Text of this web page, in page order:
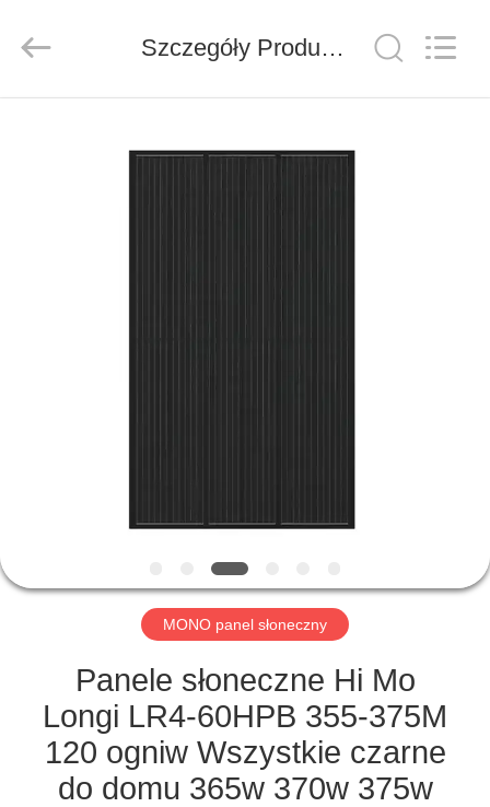
KONTROLA
JAKOŚCI
POPROSIĆ
WYCENĘ
LTD.
Szczegóły Produktu
MONO panel słoneczny
Panele słoneczne Hi Mo
Longi LR4-60HPB 355-375M
120 ogniw Wszystkie czarne
do domu 365w 370w 375w